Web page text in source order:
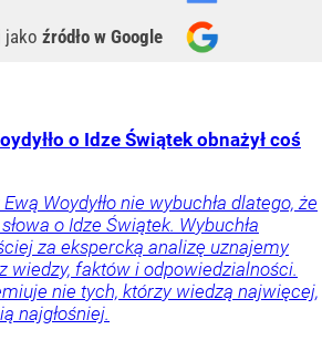
jako źródło w Google
o Idze Świątek obnażył coś
Woydyłło nie wybuchła dlatego, że
o Idze Świątek. Wybuchła
za ekspercką analizę uznajemy
wiedzy, faktów i odpowiedzialności.
nie tych, którzy wiedzą najwięcej,
najgłośniej.